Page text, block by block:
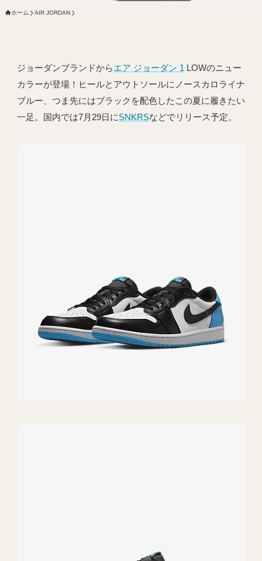
ホーム AIR JORDAN
ジョーダンブランドからエア ジョーダン 1 LOWのニュー
カラーが登場！ヒールとアウトソールにノースカロライナ
ブルー、つま先にはブラックを配色したこの夏に履きたい
一足。国内では7月29日にSNKRSなどでリリース予定。